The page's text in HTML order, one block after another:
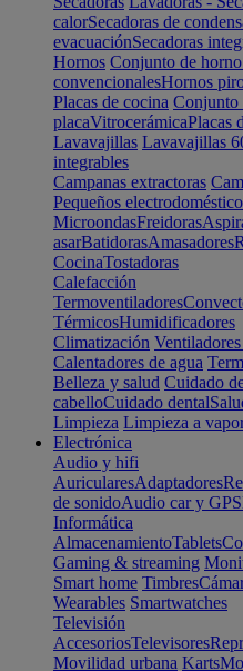
calorSecadoras de
evacuaciónSecadoras
Hornos Conjunto de
convencionalesHornos
Placas de cocina Conjunto
placaVitrocerámicaPlacas
Lavavajillas Lavavajillas
integrables
Campanas extractoras
Pequeños
MicroondasFreidoras
asarBatidorasAmasadores
CocinaTostadoras
Calefacción
Termoventiladores
TérmicosHumidificadores
Climatización Ventiladores
Calentadores de agua
Belleza y salud Cuidado
cabelloCuidado dental
Limpieza Limpieza a
Electrónica
Audio y hifi
AuricularesAdaptadores
de sonidoAudio car y GPS
Informática
AlmacenamientoTablets
Gaming & streaming
Smart home Timbres
Wearables Smartwatches
Televisión
AccesoriosTelevisores
Movilidad urbana Karts